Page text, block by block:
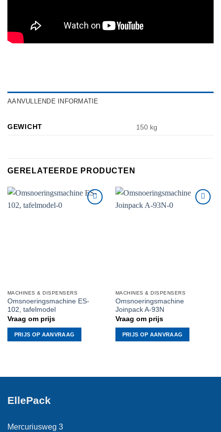
AANVULLENDE INFORMATIE
GEWICHT 150 kg
GERELATEERDE PRODUCTEN
MACHINES & DISPENSERS
Omsnoeringsmachine ES-
102, tafelmodel
Vraag om prijs
PRIJS OP AANVRAAG
MACHINES & DISPENSERS
Omsnoeringsmachine
Joinpack A-93N
Vraag om prijs
PRIJS OP AANVRAAG
EllePack
Mercuriusweg 3